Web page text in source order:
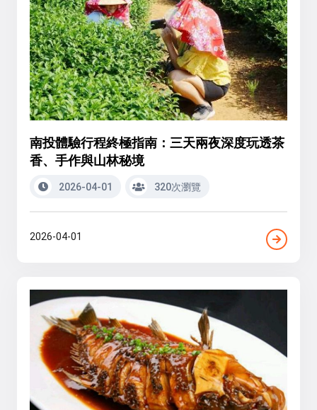
南投體驗行程終極指南：三天兩夜深度玩透茶
香、手作與山林秘境
2026-04-01 320次瀏覽
2026-04-01